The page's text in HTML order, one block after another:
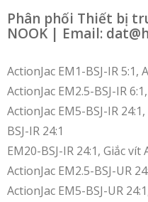
Phân phối Thiết bị
NOOK | Email:
ActionJac EM1-BSJ-IR 5:1,
ActionJac EM2.5-BSJ-IR
ActionJac EM5-BSJ-IR
BSJ-IR 24:1
EM20-BSJ-IR 24:1, Giắc vít
ActionJac EM2.5-BSJ-UR
ActionJac EM5-BSJ-UR